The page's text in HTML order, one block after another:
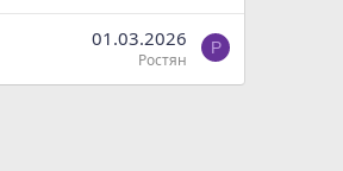
01.03.2026
Ростян
Р